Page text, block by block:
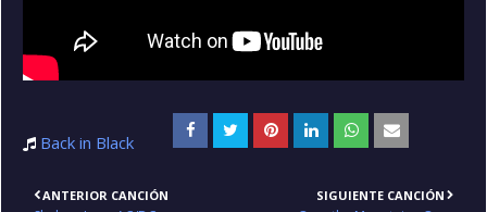
Back in Black
ANTERIOR CANCIÓN SIGUIENTE CANCIÓN